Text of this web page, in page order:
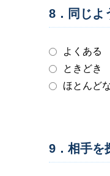
8．同じよ
よくある
ときどき
ほとんど
9．相手を